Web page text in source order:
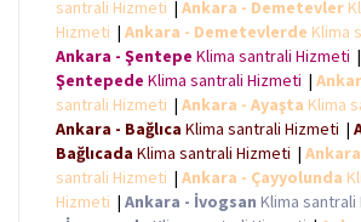
santrali Hizmeti | Ankara - Demetevler
Hizmeti | Ankara - Demetevlerde Klima
Ankara - Şentepe Klima santrali Hizmeti |
Şentepede Klima santrali Hizmeti |
santrali Hizmeti | Ankara - Ayaşta Klima
Ankara - Bağlıca Klima santrali Hizmeti |
Bağlıcada Klima santrali Hizmeti |
santrali Hizmeti | Ankara - Çayyolunda
Hizmeti | Ankara - İvogsan Klima santrali